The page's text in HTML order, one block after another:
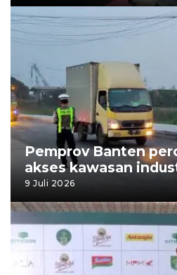
Pemprov Banten
akses kawasan
9 Juli 2026